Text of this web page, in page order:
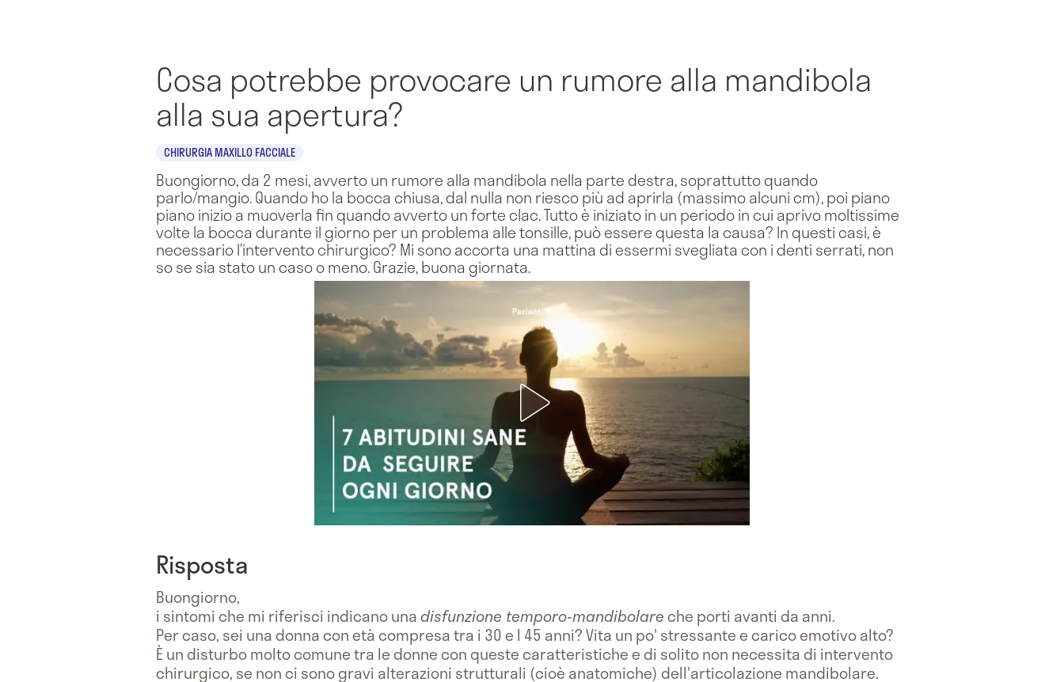
Cosa potrebbe provocare un rumore alla mandibola
alla sua apertura?
CHIRURGIA MAXILLO FACCIALE
Buongiorno, da 2 mesi, avverto un rumore alla mandibola nella parte destra, soprattutto quando
parlo/mangio. Quando ho la bocca chiusa, dal nulla non riesco più ad aprirla (massimo alcuni cm), poi piano
piano inizio a muoverla fin quando avverto un forte clac. Tutto è iniziato in un periodo in cui aprivo moltissime
volte la bocca durante il giorno per un problema alle tonsille, può essere questa la causa? In questi casi, è
necessario l’intervento chirurgico? Mi sono accorta una mattina di essermi svegliata con i denti serrati, non
so se sia stato un caso o meno. Grazie, buona giornata.
Risposta
Buongiorno,
i sintomi che mi riferisci indicano unadisfunzione temporo-mandibolareche porti avanti da anni.
Per caso, sei una donna con età compresa tra i 30 e I 45 anni? Vita un po' stressante e carico emotivo alto?
È un disturbo molto comune tra le donne con queste caratteristiche e di solito non necessita di intervento
chirurgico, se non ci sono gravi alterazioni strutturali (cioè anatomiche) dell'articolazione mandibolare.